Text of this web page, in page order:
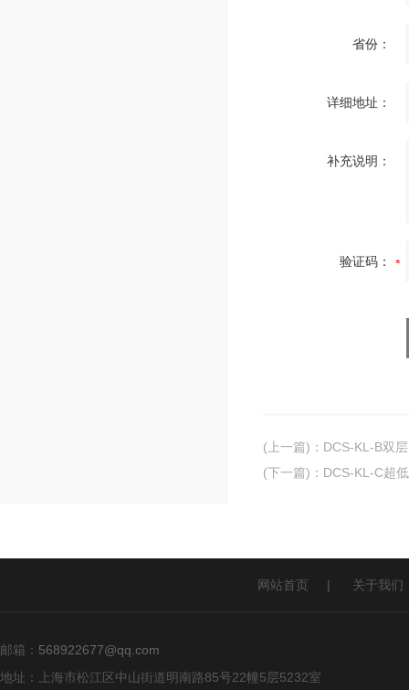
省份：
详细地址：
补充说明：
验证码：
(上一篇) ： DCS-KL-B双
(下一篇) ： DCS-KL-C超
网站首页 | 关于我们
邮箱： 568922677@qq.com
地址：上海市松江区中山街道明南路85号22幢5层5232室